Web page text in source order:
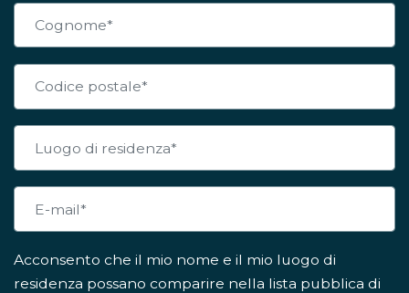
Acconsento che il mio nome e il mio luogo di
residenza possano comparire nella lista pubblica di